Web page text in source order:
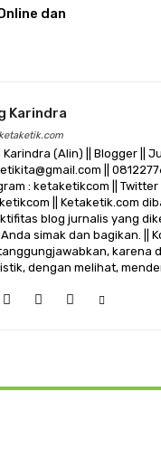
dan
Karindra
(Alin) || Blogger ||
||
: ketaketikcom ||
|| Ketaketik.com
blog jurnalis yang
simak dan bagikan. ||
karena
dengan melihat,